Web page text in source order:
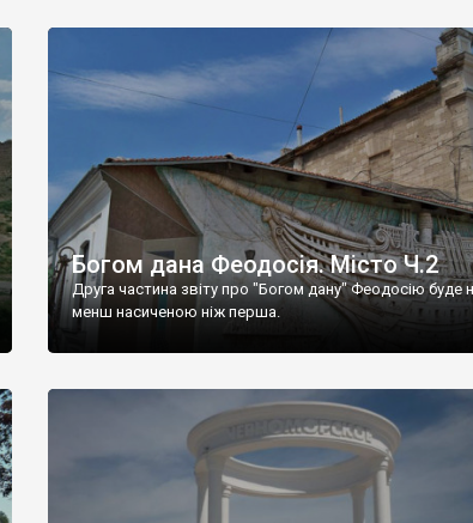
Богом дана Феодосія. Місто Ч.2
Друга частина звіту про "Богом дану" Феодосію буде
менш насиченою ніж перша.